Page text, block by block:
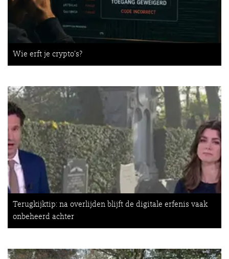
Wie erft je crypto’s?
Terugkijktip: na overlijden blijft de digitale erfenis vaak
onbeheerd achter